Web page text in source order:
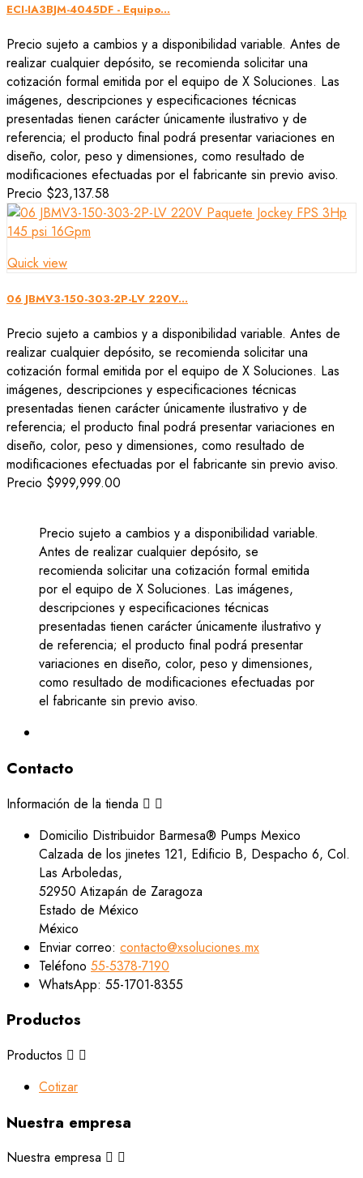
ECI-IA3BJM-4045DF - Equipo...
Precio sujeto a cambios y a disponibilidad variable. Antes de
realizar cualquier depósito, se recomienda solicitar una
cotización formal emitida por el equipo de X Soluciones. Las
imágenes, descripciones y especificaciones técnicas
presentadas tienen carácter únicamente ilustrativo y de
referencia; el producto final podrá presentar variaciones en
diseño, color, peso y dimensiones, como resultado de
modificaciones efectuadas por el fabricante sin previo aviso.
Precio $23,137.58
Quick view
06 JBMV3-150-303-2P-LV 220V...
Precio sujeto a cambios y a disponibilidad variable. Antes de
realizar cualquier depósito, se recomienda solicitar una
cotización formal emitida por el equipo de X Soluciones. Las
imágenes, descripciones y especificaciones técnicas
presentadas tienen carácter únicamente ilustrativo y de
referencia; el producto final podrá presentar variaciones en
diseño, color, peso y dimensiones, como resultado de
modificaciones efectuadas por el fabricante sin previo aviso.
Precio $999,999.00
Precio sujeto a cambios y a disponibilidad variable.
Antes de realizar cualquier depósito, se
recomienda solicitar una cotización formal emitida
por el equipo de X Soluciones. Las imágenes,
descripciones y especificaciones técnicas
presentadas tienen carácter únicamente ilustrativo y
de referencia; el producto final podrá presentar
variaciones en diseño, color, peso y dimensiones,
como resultado de modificaciones efectuadas por
el fabricante sin previo aviso.
Contacto
Información de la tienda  
Domicilio Distribuidor Barmesa® Pumps Mexico
Calzada de los jinetes 121, Edificio B, Despacho 6, Col.
Las Arboledas,
52950 Atizapán de Zaragoza
Estado de México
México
Enviar correo: contacto@xsoluciones.mx
Teléfono 55-5378-7190
WhatsApp: 55-1701-8355
Productos
Productos  
Cotizar
Nuestra empresa
Nuestra empresa  